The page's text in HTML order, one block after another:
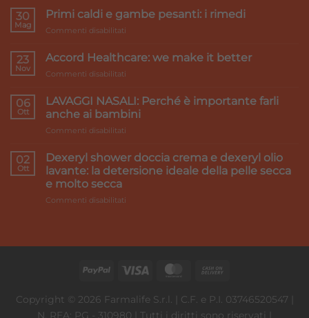
30
Mag
Primi caldi e gambe pesanti: i rimedi
Commenti disabilitati
e
i
rimedi
23
Nov
Accord Healthcare: we make it better
Commenti disabilitati
Healthcare:
we
make
06
Ott
LAVAGGI NASALI: Perché è importante farli
anche ai bambini
Commenti disabilitati
NASALI:
Perché
è
02
Ott
Dexeryl shower doccia crema e dexeryl olio
lavante: la detersione ideale della pelle secca
e molto secca
Commenti disabilitati
crema
dexeryl
la
Copyright © 2026 Farmalife S.r.l. | C.F. e P.I. 03746520547 |
N. REA: PG - 310980 | Tutti i diritti sono riservati |